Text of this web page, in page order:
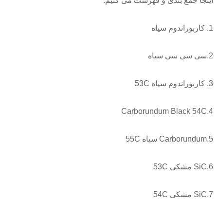
1. کاربوراندوم سیاه
2.سی سی سی سیاه
3. کاربوراندوم سیاه 53C
4.Carborundum Black 54C
5.Carborundum سیاه 55C
6.SiC مشکی 53C
7.SiC مشکی 54C